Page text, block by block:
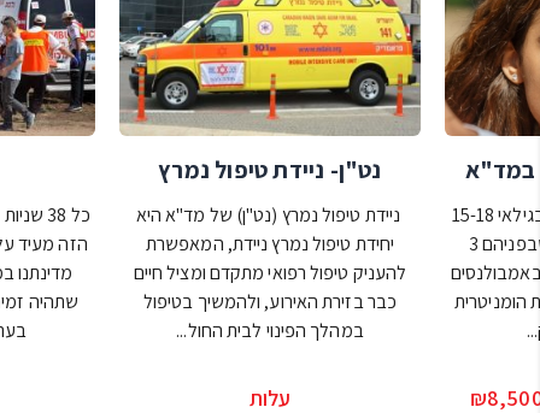
כל 38
הזה מעיד
מדינתנו
שתהיה
נט"ן- ניידת טיפול נמרץ
ניידת טיפול נמרץ (נט"ן) של מד"א היא
יחידת טיפול נמרץ ניידת, המאפשרת
להעניק טיפול רפואי מתקדם ומציל חיים
כבר בזירת האירוע, ולהמשיך בטיפול
במהלך הפינוי לבית החול...
עלות
במד"א
למעלה מ- 11,000 בני נוער בגילאי 15-18
מתנדבים כיום במד"א, כשבפניהם 3
הומניטרית